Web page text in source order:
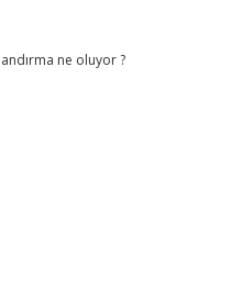
ne oluyor ?